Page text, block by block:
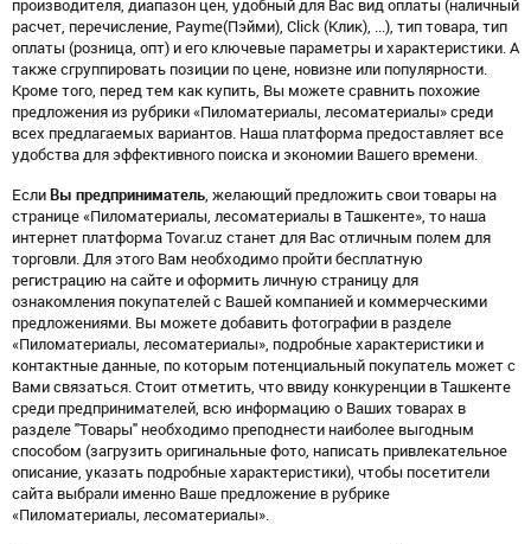
производителя, диапазон цен, удобный для Вас вид оплаты (наличный
расчет, перечисление, Payme(Пэйми), Click (Клик), ...), тип товара, тип
оплаты (розница, опт) и его ключевые параметры и характеристики. А
также сгруппировать позиции по цене, новизне или популярности.
Кроме того, перед тем как купить, Вы можете сравнить похожие
предложения из рубрики «Пиломатериалы, лесоматериалы» среди
всех предлагаемых вариантов. Наша платформа предоставляет все
удобства для эффективного поиска и экономии Вашего времени.
Если Вы предприниматель, желающий предложить свои товары на
странице «Пиломатериалы, лесоматериалы в Ташкенте», то наша
интернет платформа Tovar.uz станет для Вас отличным полем для
торговли. Для этого Вам необходимо пройти бесплатную
регистрацию на сайте и оформить личную страницу для
ознакомления покупателей с Вашей компанией и коммерческими
предложениями. Вы можете добавить фотографии в разделе
«Пиломатериалы, лесоматериалы», подробные характеристики и
контактные данные, по которым потенциальный покупатель может с
Вами связаться. Стоит отметить, что ввиду конкуренции в Ташкенте
среди предпринимателей, всю информацию о Ваших товарах в
разделе "Товары" необходимо преподнести наиболее выгодным
способом (загрузить оригинальные фото, написать привлекательное
описание, указать подробные характеристики), чтобы посетители
сайта выбрали именно Ваше предложение в рубрике
«Пиломатериалы, лесоматериалы».